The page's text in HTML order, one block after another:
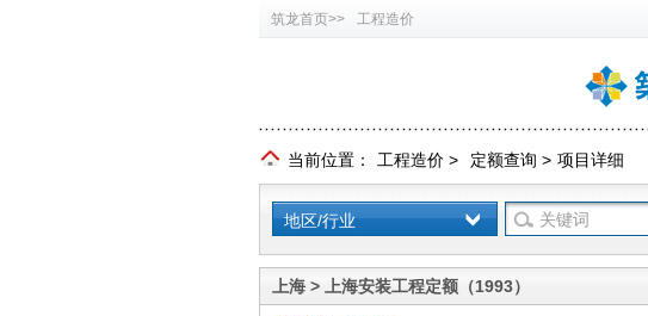
筑龙首页>> 工程造价
当前位置： 工程造价 > 定额查询 > 项目详细
地区/行业
上海 > 上海安装工程定额（1993）